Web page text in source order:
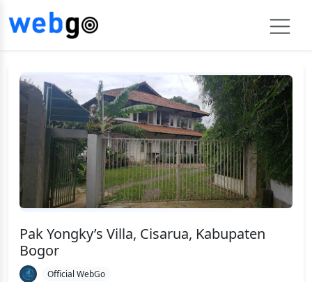
Pak Yongky’s Villa, Cisarua, Kabupaten
Bogor
Official WebGo